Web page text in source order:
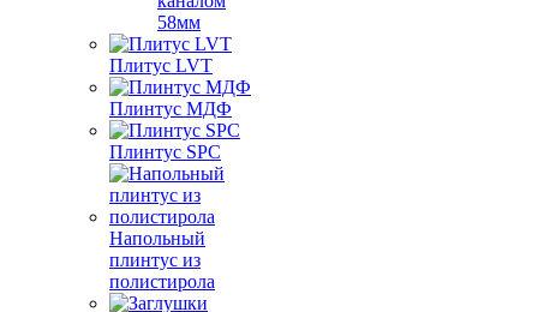
58мм
Плитус LVT
Плинтус МДФ
Плинтус SPC
Напольный
плинтус из
полистирола